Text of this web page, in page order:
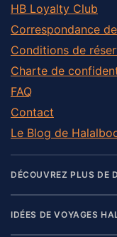
HB Loyalty Club
Correspondance
Conditions de
Charte de
FAQ
Contact
Le Blog de
DÉCOUVREZ PLUS DE
IDÉES DE VOYAGES